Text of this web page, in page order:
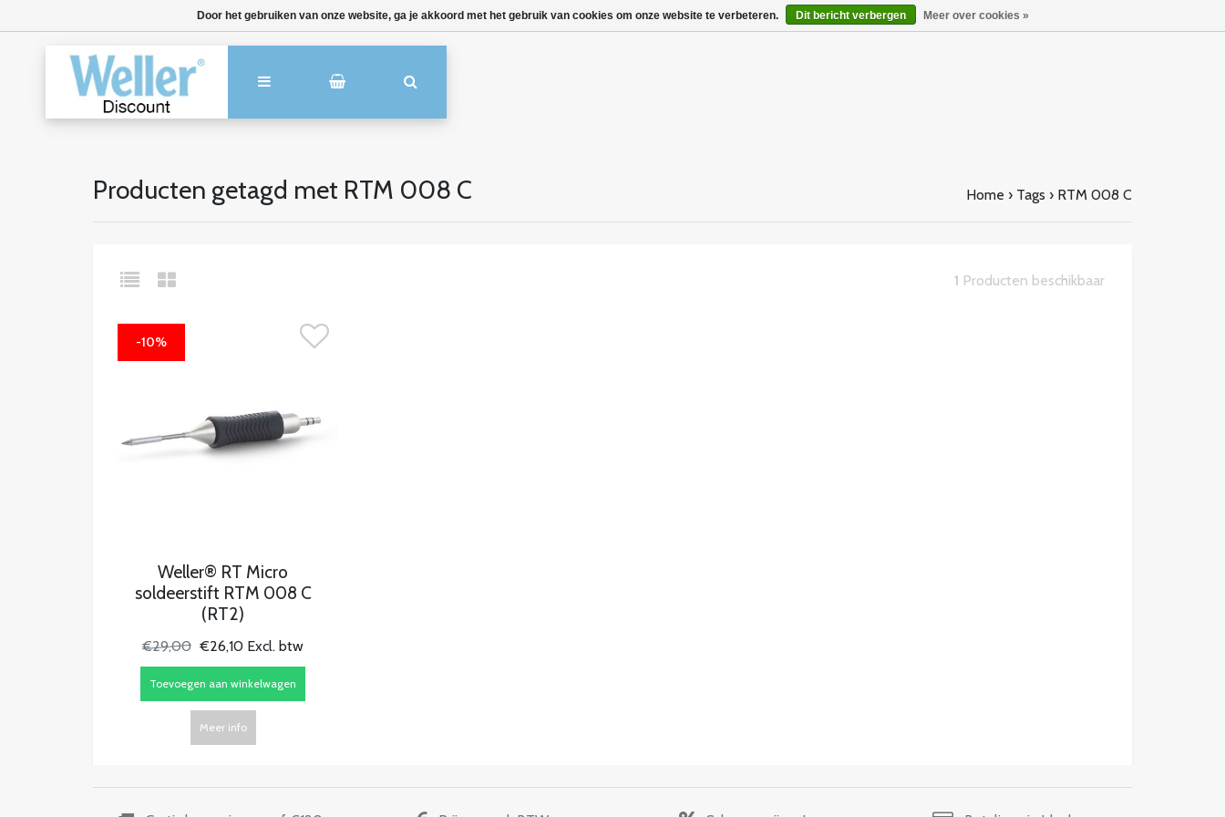
Producten getagd met RTM 008 C Home › Tags › RTM 008 C
1 Producten beschikbaar
-10%
Weller® RT Micro
soldeerstift RTM 008 C
(RT2)
€29,00 €26,10 Excl. btw
Toevoegen aan winkelwagen
Meer info
Door het gebruiken van onze website, ga je akkoord met het gebruik van cookies om onze website te verbeteren. Dit bericht verbergen Meer over cookies »